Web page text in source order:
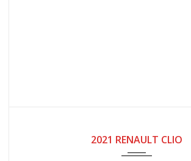
2021 RENAULT CLIO